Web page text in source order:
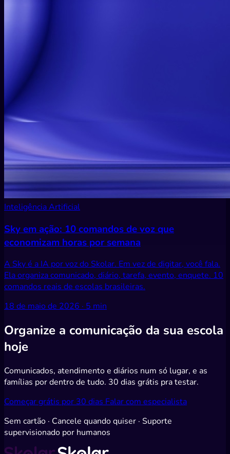
Inteligência Artificial
Sky em ação: 10 comandos de voz que
economizam horas por semana
A Sky é a IA por voz do Skolar. Em vez de digitar, você fala.
Ela organiza comunicado, diário, tarefa, evento, enquete. 10
comandos reais de escolas brasileiras.
18 de maio de 2026 · 5 min
Organize a comunicação da sua escola
hoje
Comunicados, atendimento e diários num só lugar, e as
famílias por dentro de tudo. 30 dias grátis pra testar.
Começar grátis por 30 dias Falar com especialista
Sem cartão · Cancele quando quiser · Suporte
supervisionado por humanos